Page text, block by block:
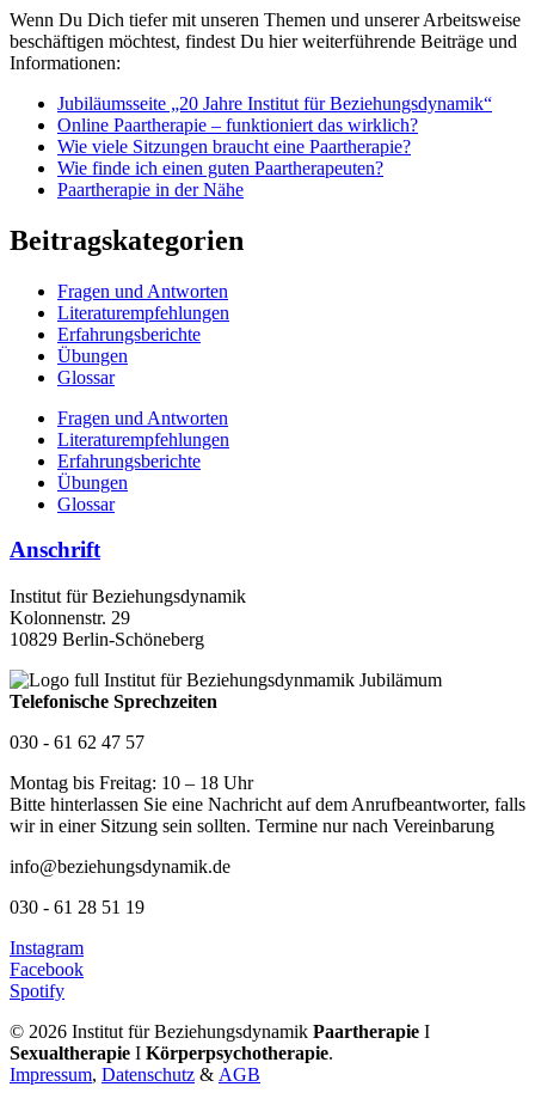
Wenn Du Dich tiefer mit unseren Themen und unserer Arbeitsweise
beschäftigen möchtest, findest Du hier weiterführende Beiträge und
Informationen:
Jubiläumsseite „20 Jahre Institut für Beziehungsdynamik“
Online Paartherapie – funktioniert das wirklich?
Wie viele Sitzungen braucht eine Paartherapie?
Wie finde ich einen guten Paartherapeuten?
Paartherapie in der Nähe
Beitragskategorien
Fragen und Antworten
Literaturempfehlungen
Erfahrungsberichte
Übungen
Glossar
Fragen und Antworten
Literaturempfehlungen
Erfahrungsberichte
Übungen
Glossar
Anschrift
Institut für Beziehungsdynamik
Kolonnenstr. 29
10829 Berlin-Schöneberg
Telefonische Sprechzeiten
030 - 61 62 47 57
Montag bis Freitag: 10 – 18 Uhr
Bitte hinterlassen Sie eine Nachricht auf dem Anrufbeantworter, falls
wir in einer Sitzung sein sollten. Termine nur nach Vereinbarung
info@beziehungsdynamik.de
030 - 61 28 51 19
Instagram
Facebook
Spotify
© 2026 Institut für Beziehungsdynamik Paartherapie I
Sexualtherapie I Körperpsychotherapie.
Impressum, Datenschutz & AGB